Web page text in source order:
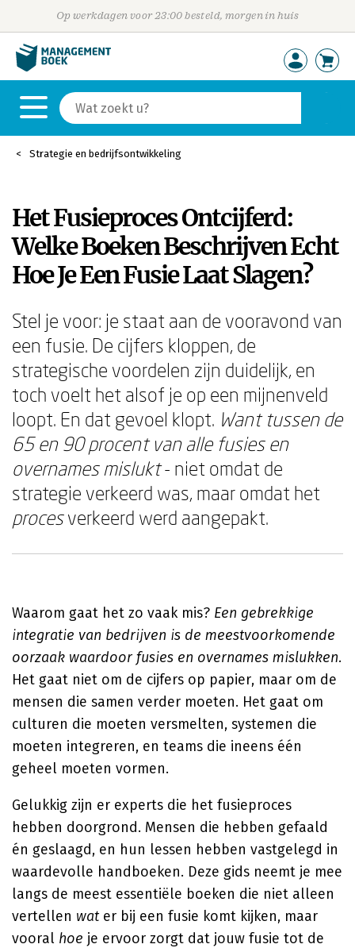
Op werkdagen voor 23:00 besteld, morgen in huis
Strategie en bedrijfsontwikkeling
Het Fusieproces Ontcijferd:
Welke Boeken Beschrijven Echt
Hoe Je Een Fusie Laat Slagen?
Stel je voor: je staat aan de vooravond van
een fusie. De cijfers kloppen, de
strategische voordelen zijn duidelijk, en
toch voelt het alsof je op een mijnenveld
loopt. En dat gevoel klopt. Want tussen de
65 en 90 procent van alle fusies en
overnames mislukt- niet omdat de
strategie verkeerd was, maar omdat het
procesverkeerd werd aangepakt.
Waarom gaat het zo vaak mis? Een gebrekkige
integratie van bedrijven is de meestvoorkomende
oorzaak waardoor fusies en overnames mislukken.
Het gaat niet om de cijfers op papier, maar om de
mensen die samen verder moeten. Het gaat om
culturen die moeten versmelten, systemen die
moeten integreren, en teams die ineens één
geheel moeten vormen.
Gelukkig zijn er experts die het fusieproces
hebben doorgrond. Mensen die hebben gefaald
én geslaagd, en hun lessen hebben vastgelegd in
waardevolle handboeken. Deze gids neemt je mee
langs de meest essentiële boeken die niet alleen
vertellen water bij een fusie komt kijken, maar
vooral hoe je ervoor zorgt dat jouw fusie tot de